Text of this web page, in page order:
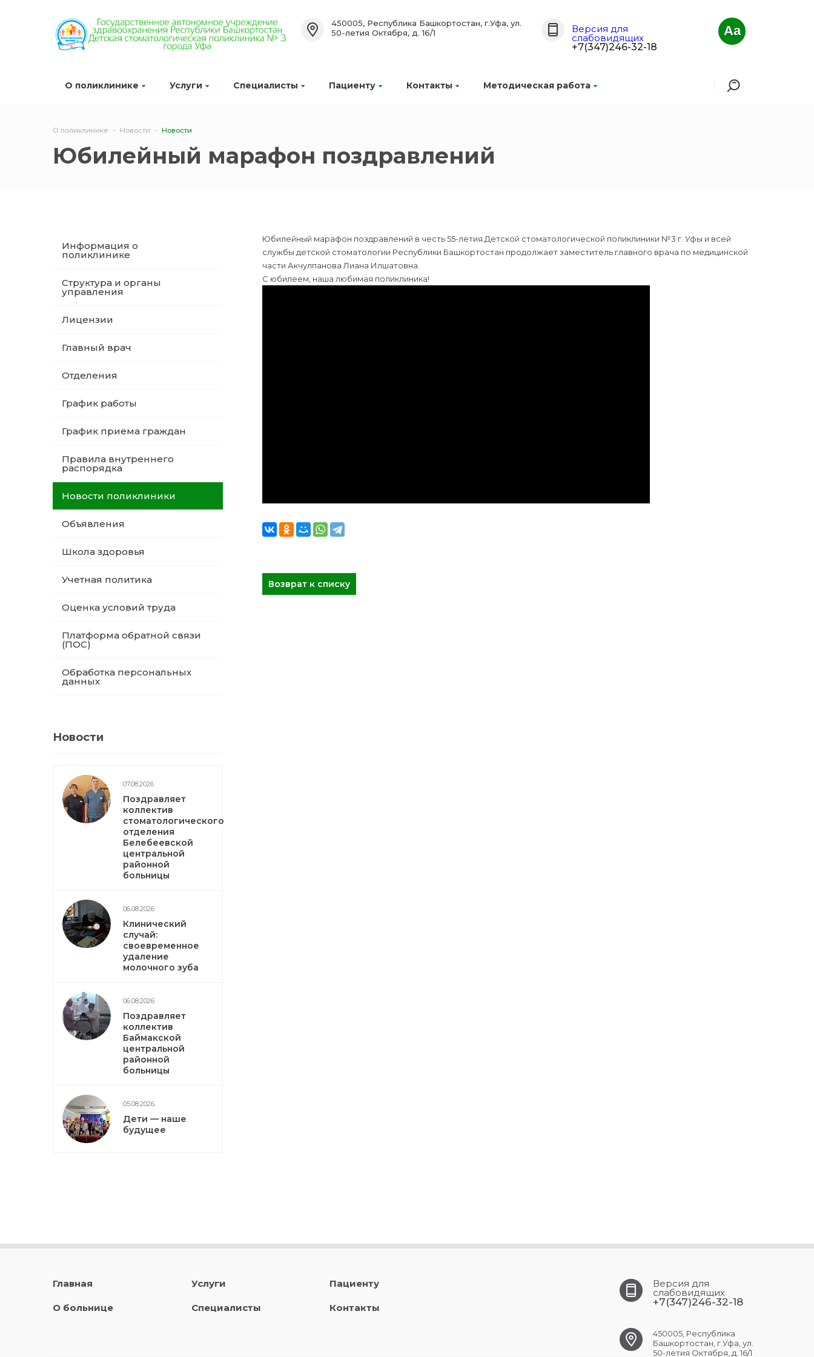
О поликлинике Услуги Специалисты Пациенту Контакты Методическая работа
450005, Республика Башкортостан, г.Уфа, ул.
50-летия Октября, д. 16/1
Версия для
слабовидящих
+7(347)246-32-18
Aa
О поликлинике Новости Новости
Юбилейный марафон поздравлений
Информация о
поликлинике
Структура и органы
управления
Лицензии
Главный врач
Отделения
График работы
График приема граждан
Правила внутреннего
распорядка
Новости поликлиники
Объявления
Школа здоровья
Учетная политика
Оценка условий труда
Платформа обратной связи
(ПОС)
Обработка персональных
данных
Новости
07.08.2026
Поздравляет
коллектив
стоматологического
отделения
Белебеевской
центральной
районной
больницы
06.08.2026
Клинический
случай:
своевременное
удаление
молочного зуба
06.08.2026
Поздравляет
коллектив
Баймакской
центральной
районной
больницы
05.08.2026
Дети — наше
будущее
Юбилейный марафон поздравлений в честь 55-летия Детской стоматологической поликлиники №3 г. Уфы и всей
службы детской стоматологии Республики Башкортостан продолжает заместитель главного врача по медицинской
части Акчулпанова Лиана Илшатовна.
С юбилеем, наша любимая поликлиника!
Возврат к списку
Главная
О больнице
Услуги
Специалисты
Пациенту
Контакты
Версия для
слабовидящих
+7(347)246-32-18
450005, Республика
Башкортостан, г.Уфа, ул.
50-летия Октября, д. 16/1